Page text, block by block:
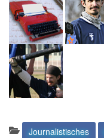
Kategorien:
Journalistisches